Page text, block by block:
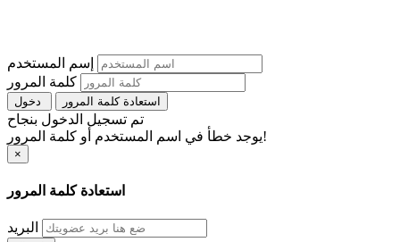
إسم المستخدم
كلمة المرور
استعادة كلمة المرور
تم تسجيل الدخول بنجاح
يوجد خطأ في اسم المستخدم أو كلمة المرور!
×
استعادة كلمة المرور
البريد